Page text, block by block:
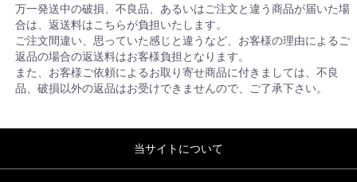
万一発送中の破損、不良品、あるいはご注文と違う商品が届いた場
合は、返送料はこちらが負担いたします。
ご注文間違い、思っていた感じと違うなど、お客様の理由によるご
返品の場合の返送料はお客様負担となります。
また、お客様ご依頼によるお取り寄せ商品に付きましては、不良
品、破損以外の返品はお受けできませんので、ご了承下さい。
当サイトについて